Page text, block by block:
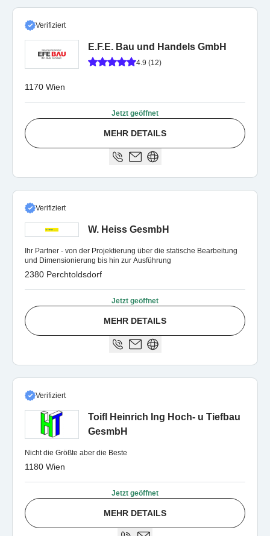
Verifiziert
E.F.E. Bau und Handels GmbH
4.9 (12)
1170 Wien
Jetzt geöffnet
MEHR DETAILS
Verifiziert
W. Heiss GesmbH
Ihr Partner - von der Projektierung über die statische Bearbeitung
und Dimensionierung bis hin zur Ausführung
2380 Perchtoldsdorf
Jetzt geöffnet
MEHR DETAILS
Verifiziert
Toifl Heinrich Ing Hoch- u Tiefbau
GesmbH
Nicht die Größte aber die Beste
1180 Wien
Jetzt geöffnet
MEHR DETAILS